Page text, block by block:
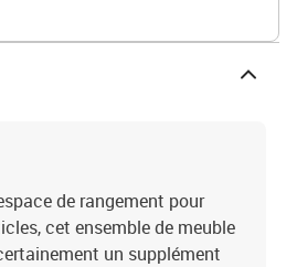
de rangement pour
cet ensemble de meuble
un supplément